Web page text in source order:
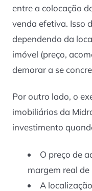
entre a colocação
venda efetiva. Isso
dependendo da
imóvel (preço,
demorar a se
Por outro lado, o
imobiliários da
investimento
O preço de
margem real de
A